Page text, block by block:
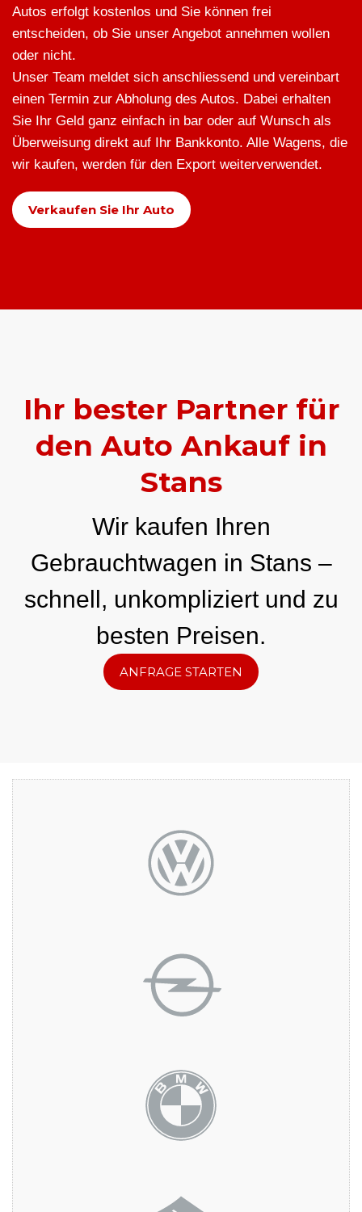
Autos erfolgt kostenlos und Sie können frei
entscheiden, ob Sie unser Angebot annehmen wollen
oder nicht.
Unser Team meldet sich anschliessend und vereinbart
einen Termin zur Abholung des Autos. Dabei erhalten
Sie Ihr Geld ganz einfach in bar oder auf Wunsch als
Überweisung direkt auf Ihr Bankkonto. Alle Wagens, die
wir kaufen, werden für den Export weiterverwendet.
Verkaufen Sie Ihr Auto
Ihr bester Partner für
den Auto Ankauf in
Stans
Wir kaufen Ihren
Gebrauchtwagen in Stans –
schnell, unkompliziert und zu
besten Preisen.
ANFRAGE STARTEN